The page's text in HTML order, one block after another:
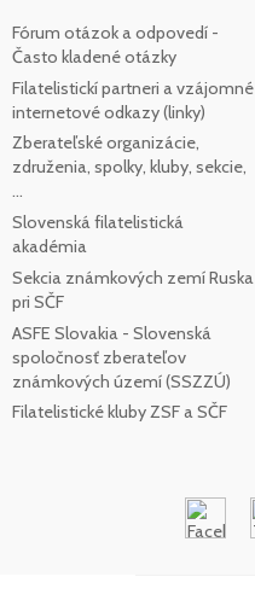
Fórum otázok a odpovedí -
Často kladené otázky
Filatelistickí partneri a vzájomné
internetové odkazy (linky)
Zberateľské organizácie,
združenia, spolky, kluby, sekcie,
...
Slovenská filatelistická
akadémia
Sekcia známkových zemí Ruska
pri SČF
ASFE Slovakia - Slovenská
spoločnosť zberateľov
známkových území (SSZZÚ)
Filatelistické kluby ZSF a SČF